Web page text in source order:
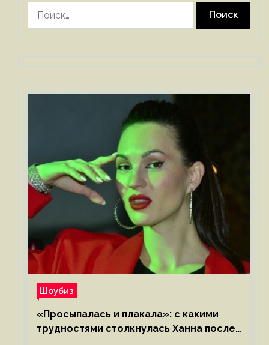
Шоубиз
«Просыпалась и плакала»: с какими
трудностями столкнулась Ханна после